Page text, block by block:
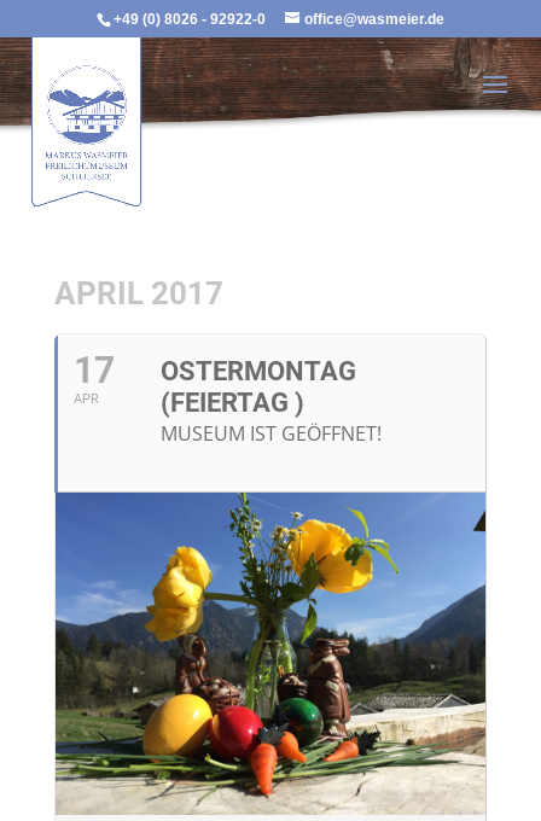
+49 (0) 8026 - 92922-0 office@wasmeier.de
APRIL 2017
17
APR
OSTERMONTAG
(FEIERTAG )
MUSEUM IST GEÖFFNET!